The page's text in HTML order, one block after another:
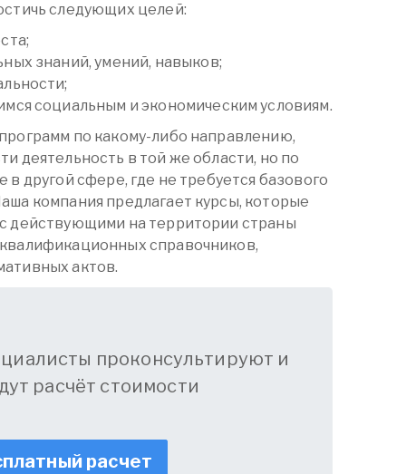
следующих целей:
знаний, умений, навыков;
социальным и экономическим условиям.
по какому-либо направлению,
деятельность в той же области, но по
другой сфере, где не требуется базового
компания предлагает курсы, которые
действующими на территории страны
справочников,
актов.
проконсультируют и
расчёт стоимости
расчет